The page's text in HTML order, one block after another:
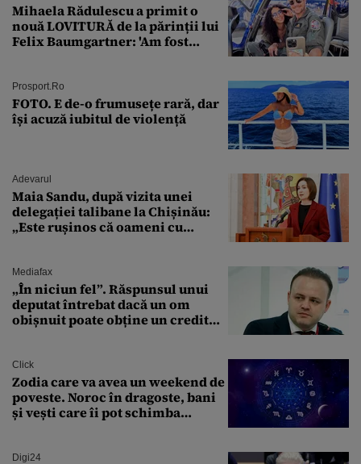
Mihaela Rădulescu a primit o
nouă LOVITURĂ de la părinții lui
Felix Baumgartner: 'Am fost
Prosport.ro
FOTO. E de-o frumusețe rară, dar
își acuză iubitul de violență
Adevarul
Maia Sandu, după vizita unei
delegației talibane la Chișinău:
„Este rușinos că oameni cu
Mediafax
„În niciun fel”. Răspunsul unui
deputat întrebat dacă un om
obișnuit poate obține un credit
Click
Zodia care va avea un weekend de
poveste. Noroc în dragoste, bani
și vești care îi pot schimba
Digi24